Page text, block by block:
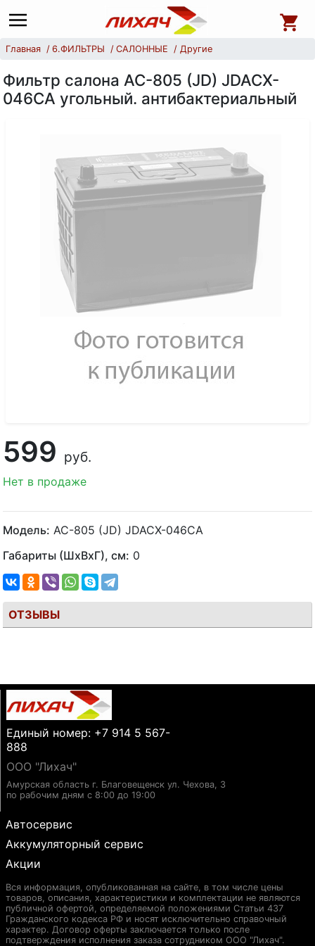
Главная 6.ФИЛЬТРЫ САЛОННЫЕ Другие
Фильтр салона AC-805 (JD) JDACX-
046CA угольный. антибактериальный
599 руб.
Нет в продаже
Модель: AC-805 (JD) JDACX-046CA
Габариты (ШхВхГ), см: 0
ОТЗЫВЫ
Единый номер: +7 914 5 567-
888
ООО "Лихач"
Амурская область г. Благовещенск ул. Чехова, 3
по рабочим дням с 8:00 до 19:00
Автосервис
Аккумуляторный сервис
Акции
Вся информация, опубликованная на сайте, в том числе цены
товаров, описания, характеристики и комплектации не являются
публичной офертой, определяемой положениями Статьи 437
Гражданского кодекса РФ и носят исключительно справочный
характер. Договор оферты заключается только после
подтверждения исполнения заказа сотрудником ООО "Лихач".